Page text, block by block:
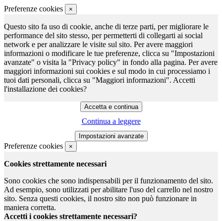
Preferenze cookies ×
Questo sito fa uso di cookie, anche di terze parti, per migliorare le
performance del sito stesso, per permetterti di collegarti ai social
network e per analizzare le visite sul sito. Per avere maggiori
informazioni o modificare le tue preferenze, clicca su "Impostazioni
avanzate" o visita la "Privacy policy" in fondo alla pagina. Per avere
maggiori informazioni sui cookies e sul modo in cui processiamo i
tuoi dati personali, clicca su "Maggiori informazioni". Accetti
l'installazione dei cookies?
Continua a leggere
Preferenze cookies ×
Cookies strettamente necessari
Sono cookies che sono indispensabili per il funzionamento del sito.
Ad esempio, sono utilizzati per abilitare l'uso del carrello nel nostro
sito. Senza questi cookies, il nostro sito non può funzionare in
maniera corretta.
Accetti i cookies strettamente necessari?